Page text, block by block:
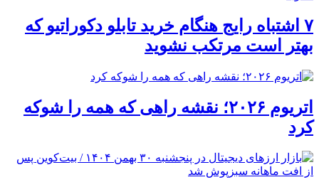
۷ اشتباه رایج هنگام خرید تابلو دکوراتیو که
بهتر است مرتکب نشوید
اتریوم ۲۰۲۶؛ نقشه راهی که همه را شوکه
کرد